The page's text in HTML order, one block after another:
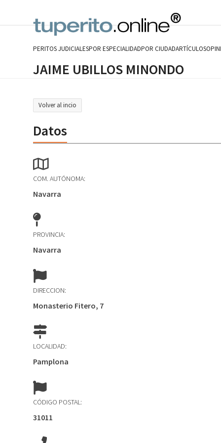
PERITOS JUDICIALESPOR ESPECIALIDADPOR CIUDADARTÍCULOS
JAIME UBILLOS MINONDO
Volver al incio
Datos
COM. AUTÓNOMA:
Navarra
PROVINCIA:
Navarra
DIRECCION:
Monasterio Fitero, 7
LOCALIDAD:
Pamplona
CÓDIGO POSTAL:
31011